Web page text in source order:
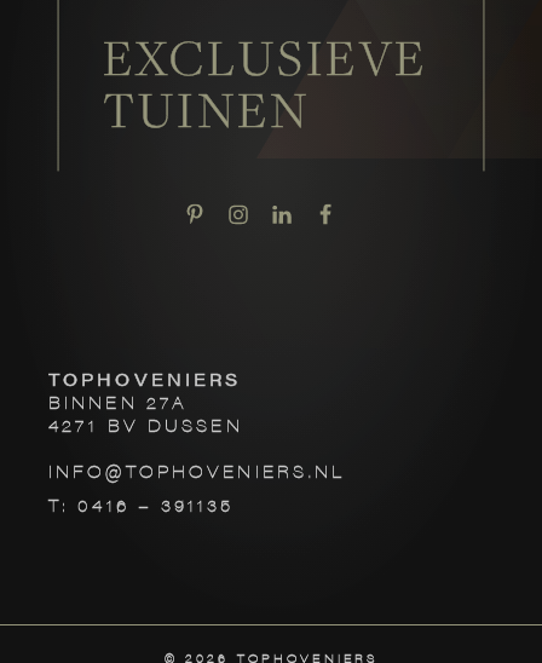
EXCLUSIEVE
TUINEN
TOPHOVENIERS
BINNEN 27A
4271 BV DUSSEN
INFO@TOPHOVENIERS.NL
T: 0416 – 391135
©2026TOPHOVENIERS